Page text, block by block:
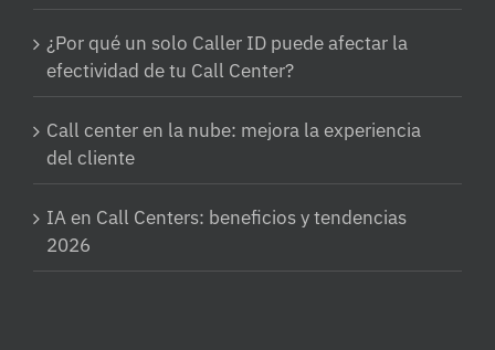
¿Por qué un solo Caller ID puede afectar la
efectividad de tu Call Center?
Call center en la nube: mejora la experiencia
del cliente
IA en Call Centers: beneficios y tendencias
2026